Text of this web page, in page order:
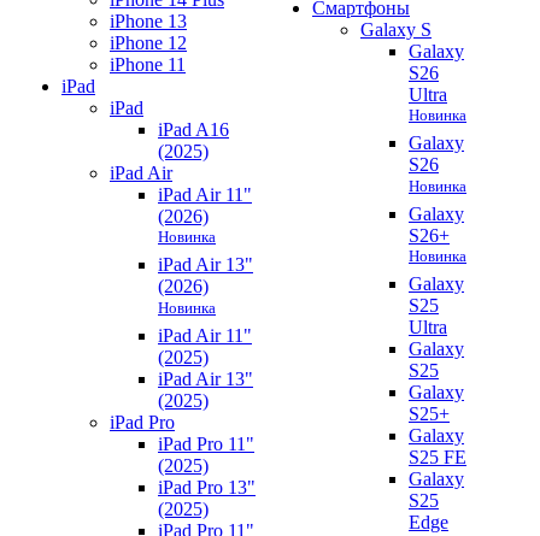
iPhone 13
iPhone 12
iPhone 11
iPad
iPad
iPad A16
(2025)
iPad Air
iPad Air 11"
(2026)
Новинка
iPad Air 13"
(2026)
Новинка
iPad Air 11"
(2025)
iPad Air 13"
(2025)
iPad Pro
iPad Pro 11"
(2025)
iPad Pro 13"
(2025)
iPad Pro 11"
Смартфоны
Galaxy S
Galaxy
S26
Ultra
Новинка
Galaxy
S26
Новинка
Galaxy
S26+
Новинка
Galaxy
S25
Ultra
Galaxy
S25
Galaxy
S25+
Galaxy
S25 FE
Galaxy
S25
Edge